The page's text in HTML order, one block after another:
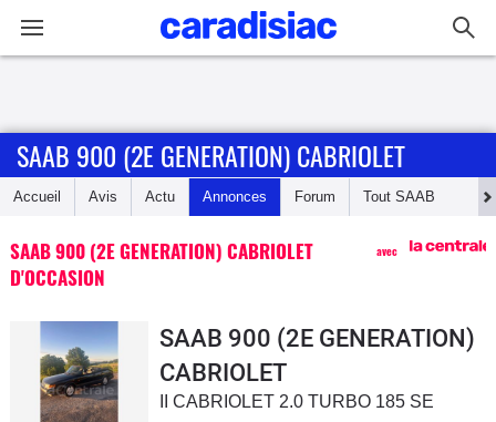
Accueil
Essais
Guide
d'achat
Electriques
SAAB 900 (2E GENERATION) CABRIOLET
Accueil Avis Actu Annonces Forum Tout SAAB
SAAB 900 (2E GENERATION) CABRIOLET
D'OCCASION
avec
SAAB 900 (2E GENERATION)
CABRIOLET
II CABRIOLET 2.0 TURBO 185 SE